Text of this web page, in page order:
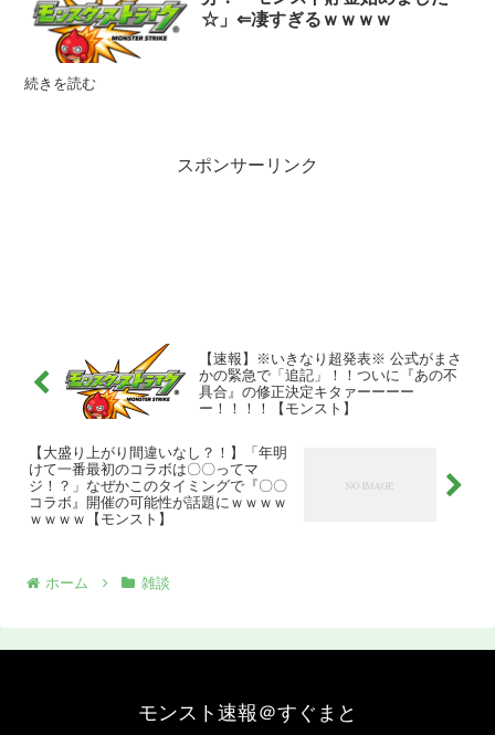
☆」⇐凄すぎるｗｗｗｗ
続きを読む
スポンサーリンク
【速報】※いきなり超発表※ 公式がまさ
かの緊急で「追記」！！ついに『あの不
具合』の修正決定キタァーーーー
ー！！！！【モンスト】
【大盛り上がり間違いなし？！】「年明
けて一番最初のコラボは〇〇ってマ
ジ！？」なぜかこのタイミングで『〇〇
コラボ』開催の可能性が話題にｗｗｗｗ
ｗｗｗｗ【モンスト】
ホーム 雑談
モンスト速報＠すぐまと